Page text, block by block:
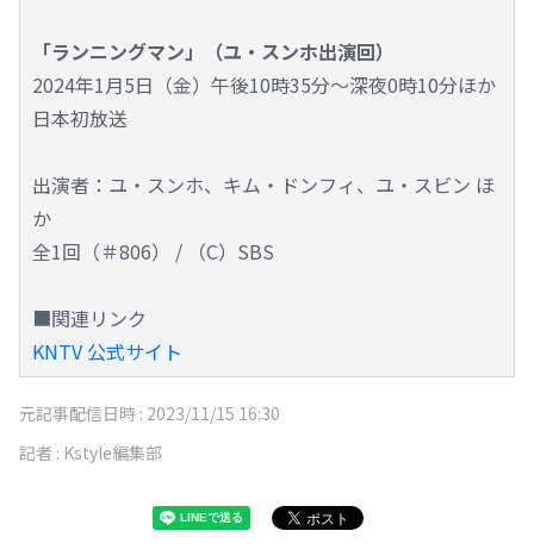
「ランニングマン」（ユ・スンホ出演回）
2024年1月5日（金）午後10時35分～深夜0時10分ほか
日本初放送
出演者：ユ・スンホ、キム・ドンフィ、ユ・スビン ほ
か
全1回（＃806） / （C）SBS
■関連リンク
KNTV 公式サイト
元記事配信日時 : 2023/11/15 16:30
記者 : Kstyle編集部